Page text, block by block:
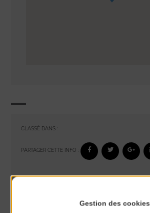
CLASSÉ DANS :
PARTAGER CETTE INFO :
Gestion des cookies